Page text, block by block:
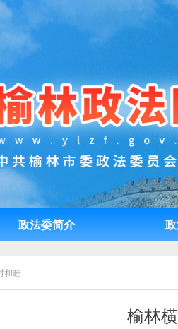
政法委简介
和睦
榆林